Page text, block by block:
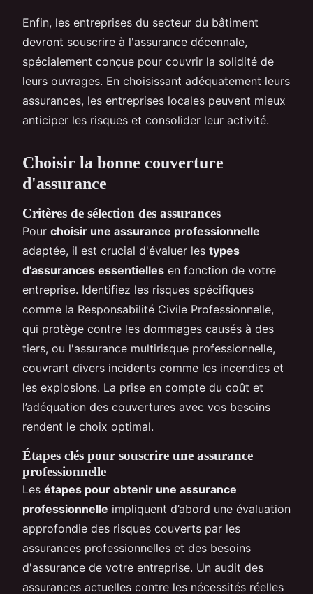
Enfin, les entreprises du secteur du bâtiment
devront souscrire à l'assurance décennale,
spécialement conçue pour couvrir la solidité de
leurs ouvrages. En choisissant adéquatement leurs
assurances, les entreprises locales peuvent mieux
anticiper les risques et consolider leur activité.
Choisir la bonne couverture
d'assurance
Critères de sélection des assurances
Pour choisir une assurance professionnelle
adaptée, il est crucial d'évaluer les types
d'assurances essentielles en fonction de votre
entreprise. Identifiez les risques spécifiques
comme la Responsabilité Civile Professionnelle,
qui protège contre les dommages causés à des
tiers, ou l'assurance multirisque professionnelle,
couvrant divers incidents comme les incendies et
les explosions. La prise en compte du coût et
l’adéquation des couvertures avec vos besoins
rendent le choix optimal.
Étapes clés pour souscrire une assurance
professionnelle
Les étapes pour obtenir une assurance
professionnelle impliquent d’abord une évaluation
approfondie des risques couverts par les
assurances professionnelles et des besoins
d'assurance de votre entreprise. Un audit des
assurances actuelles contre les nécessités réelles